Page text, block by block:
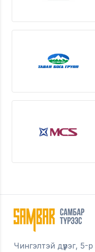
Чингэлтэй дүүрэг, 5-